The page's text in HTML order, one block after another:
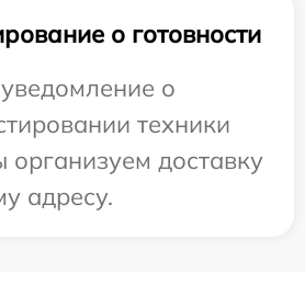
о готовности
о
техники
доставку
адресу.